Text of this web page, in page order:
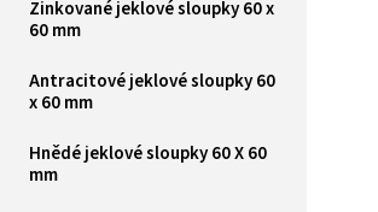
Zinkované jeklové sloupky 60 x
60 mm
Antracitové jeklové sloupky 60
x 60 mm
Hnědé jeklové sloupky 60 X 60
mm